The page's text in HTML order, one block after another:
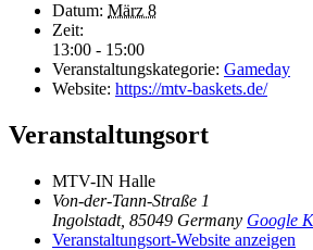
Datum: März 8
Zeit:
13:00 - 15:00
Veranstaltungskategorie: Gameday
Website: https://mtv-baskets.de/
Veranstaltungsort
MTV-IN Halle
Von-der-Tann-Straße 1
Ingolstadt, 85049 Germany Google
Veranstaltungsort-Website anzeigen